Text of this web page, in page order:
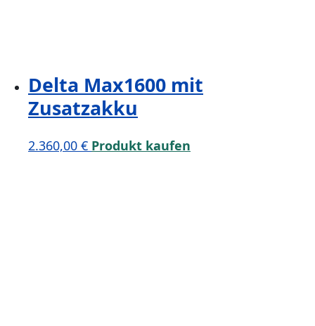
Delta Max1600 mit
Zusatzakku
2.360,00 € Produkt kaufen